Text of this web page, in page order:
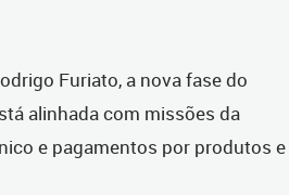
Furiato, a nova fase do
alinhada com missões da
e pagamentos por produtos e